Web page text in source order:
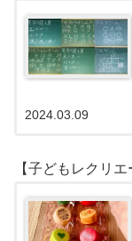
2024.03.09
【子どもレクリ